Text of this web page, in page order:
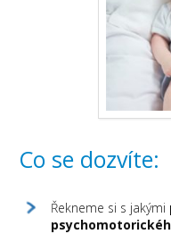
Co se dozvíte:
Řekneme si s jakými